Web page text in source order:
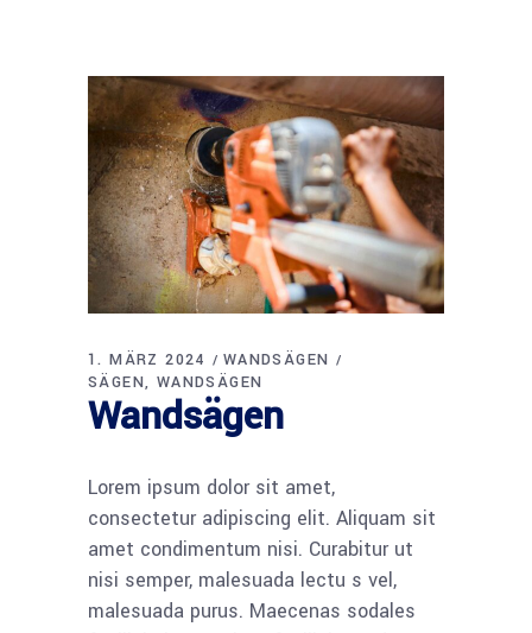
1. MÄRZ 2024
WANDSÄGEN
SÄGEN
WANDSÄGEN
Wandsägen
Lorem ipsum dolor sit amet,
consectetur adipiscing elit. Aliquam sit
amet condimentum nisi. Curabitur ut
nisi semper, malesuada lectu s vel,
malesuada purus. Maecenas sodales